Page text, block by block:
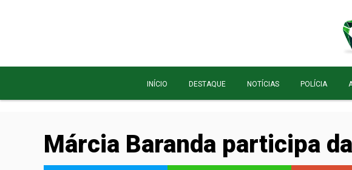
INÍCIO DESTAQUE NOTÍCIAS POLÍCIA
Márcia Baranda participa